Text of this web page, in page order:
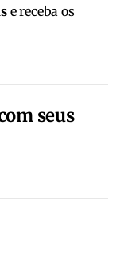
e receba os
seus